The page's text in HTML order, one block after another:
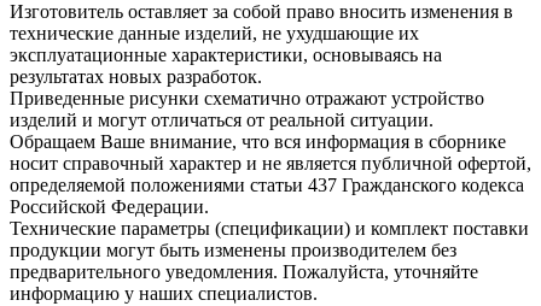
Изготовитель оставляет за собой право вносить изменения в
технические данные изделий, не ухудшающие их
эксплуатационные характеристики, основываясь на
результатах новых разработок.
Приведенные рисунки схематично отражают устройство
изделий и могут отличаться от реальной ситуации.
Обращаем Ваше внимание, что вся информация в сборнике
носит справочный характер и не является публичной офертой,
определяемой положениями статьи 437 Гражданского кодекса
Российской Федерации.
Технические параметры (спецификации) и комплект поставки
продукции могут быть изменены производителем без
предварительного уведомления. Пожалуйста, уточняйте
информацию у наших специалистов.